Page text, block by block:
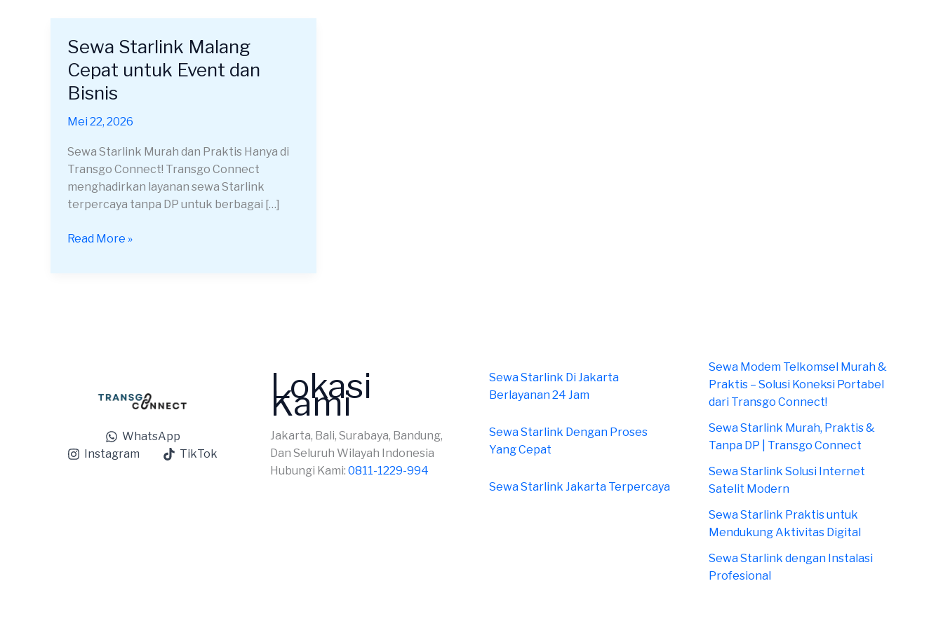
Sewa Starlink Malang
Cepat untuk Event dan
Bisnis
Mei 22, 2026
Sewa Starlink Murah dan Praktis Hanya di
Transgo Connect! Transgo Connect
menghadirkan layanan sewa Starlink
terpercaya tanpa DP untuk berbagai […]
Sewa
Starlink
Malang
Cepat
dan
Bisnis
Read More »
WhatsApp
Instagram
TikTok
Lokasi
Kami
Jakarta, Bali, Surabaya, Bandung,
Dan Seluruh Wilayah Indonesia
Hubungi Kami: 0811-1229-994
Sewa Starlink Di Jakarta
Berlayanan 24 Jam
Sewa Starlink Dengan Proses
Yang Cepat
Sewa Starlink Jakarta Terpercaya
Sewa Modem Telkomsel Murah &
Praktis – Solusi Koneksi Portabel
dari Transgo Connect!
Sewa Starlink Murah, Praktis &
Tanpa DP | Transgo Connect
Sewa Starlink Solusi Internet
Satelit Modern
Sewa Starlink Praktis untuk
Mendukung Aktivitas Digital
Sewa Starlink dengan Instalasi
Profesional